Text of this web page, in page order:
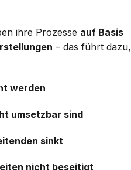
ihre Prozesse auf Basis
– das führt dazu,
werden
umsetzbar sind
sinkt
nicht beseitigt